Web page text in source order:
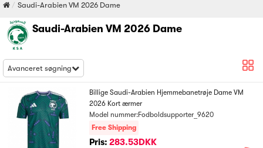
Saudi-Arabien VM 2026 Dame
Saudi-Arabien VM 2026 Dame
Avanceret søgning
Billige Saudi-Arabien Hjemmebanetrøje Dame VM
2026 Kort ærmer
Model nummer:Fodboldsupporter_9620
Free Shipping
Pris: 283.53DKK